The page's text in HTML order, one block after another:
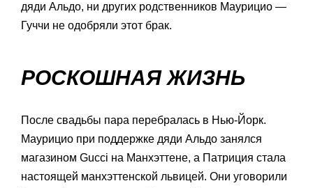
дяди Альдо, ни других родственников Маурицио —
Гуччи не одобряли этот брак.
РОСКОШНАЯ ЖИЗНЬ
После свадьбы пара перебралась в Нью-Йорк.
Маурицио при поддержке дяди Альдо занялся
магазином Gucci на Манхэттене, а Патриция стала
настоящей манхэттенской львицей. Они уговорили